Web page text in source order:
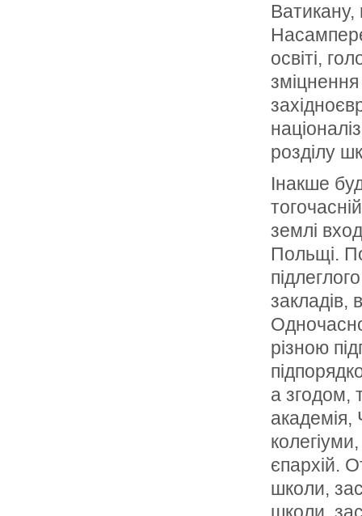
Ватикану,
освіті,
зміцнення
розділу
Інакше
землі
Польщі.
закладів,
різною
а згодом,
академія,
єпархій.
школи,